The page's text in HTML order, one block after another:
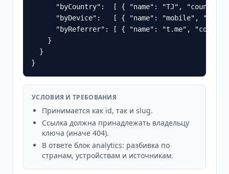
"byCountry":  [ { "name": "TJ", "count":
"byDevice":   [ { "name": "mobile",
"byReferrer": [ { "name": "t.me",
    }
  }
}
УСЛОВИЯ И ТРЕБОВАНИЯ
Принимается как id, так и slug.
Ссылка должна принадлежать владельцу
ключа (иначе 404).
В ответе блок analytics: разбивка по
странам, устройствам и источникам.